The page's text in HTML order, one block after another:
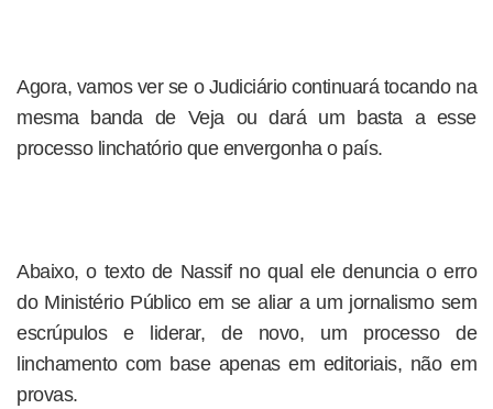
Agora, vamos ver se o Judiciário continuará tocando na
mesma banda de Veja ou dará um basta a esse
processo linchatório que envergonha o país.
Abaixo, o texto de Nassif no qual ele denuncia o erro
do Ministério Público em se aliar a um jornalismo sem
escrúpulos e liderar, de novo, um processo de
linchamento com base apenas em editoriais, não em
provas.